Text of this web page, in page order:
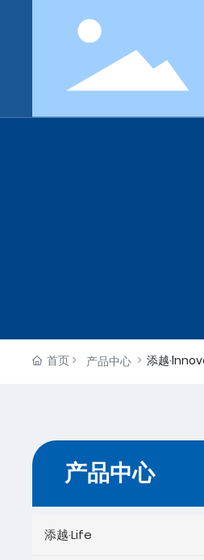
首页 产品中心 添越
产品中心
添越·Life